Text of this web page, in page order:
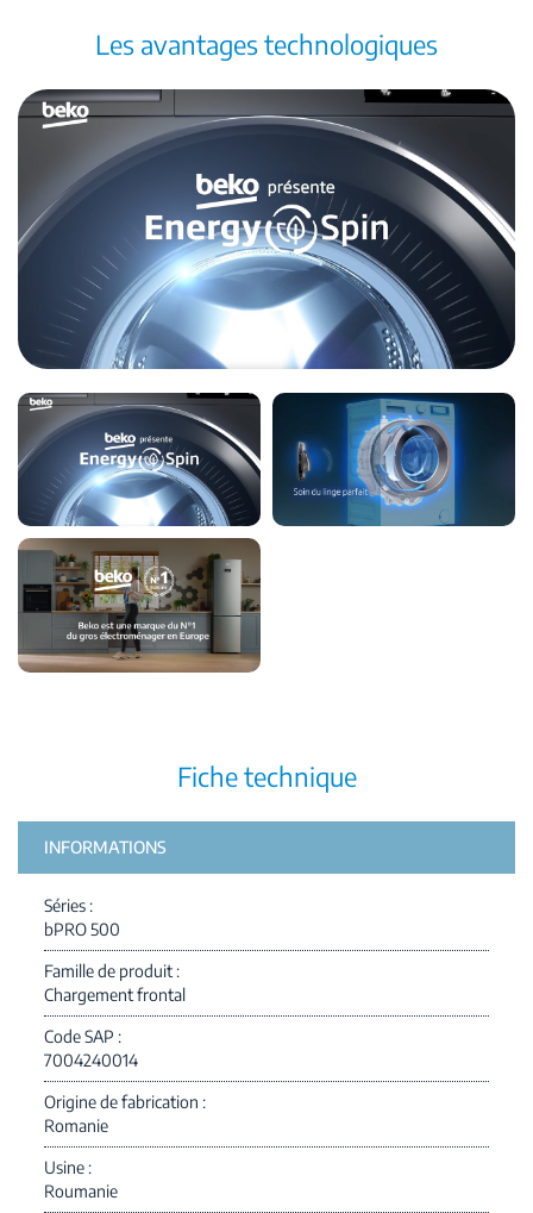
Les avantages technologiques
Fiche technique
INFORMATIONS
Séries
bPRO 500
Famille de produit
Chargement frontal
Code SAP
7004240014
Origine de fabrication
Romanie
Usine
Roumanie